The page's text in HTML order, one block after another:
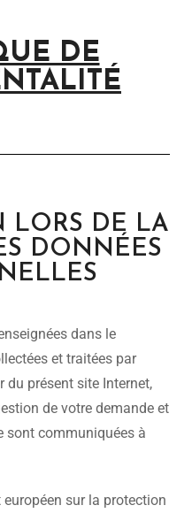
DE
LORS DE LA
DONNÉES
dans le
et traitées par
du présent site Internet,
de votre demande et
sont communiquées à
sur la protection